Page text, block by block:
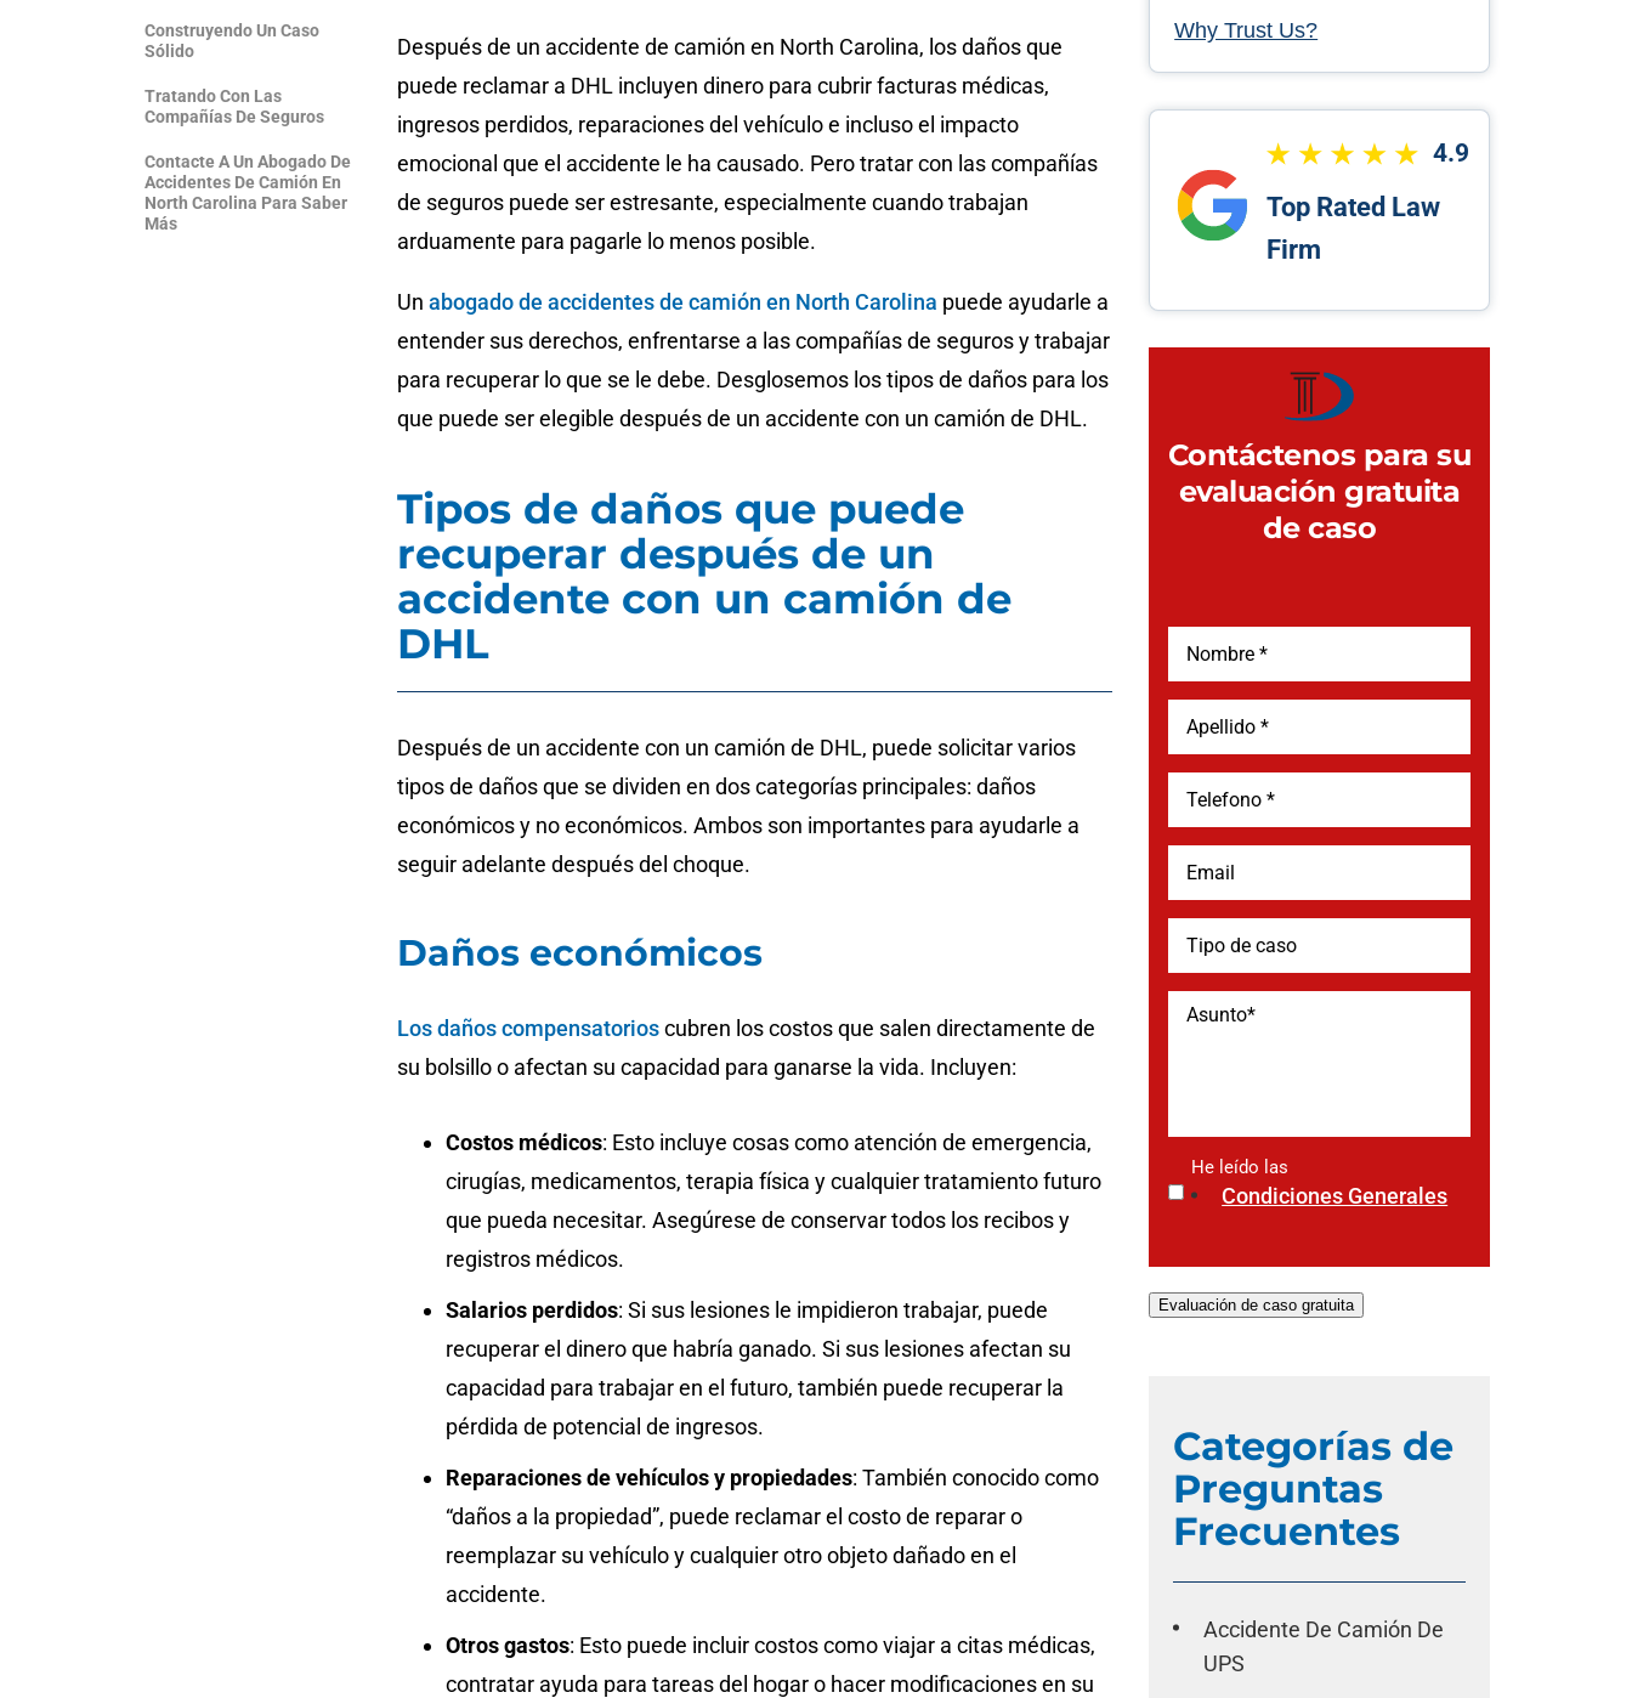
Construyendo Un Caso
Sólido
Tratando Con Las
Compañías De Seguros
Contacte A Un Abogado De
Accidentes De Camión En
North Carolina Para Saber
Más
Después de un accidente de camión en North Carolina, los daños que
puede reclamar a DHL incluyen dinero para cubrir facturas médicas,
ingresos perdidos, reparaciones del vehículo e incluso el impacto
emocional que el accidente le ha causado. Pero tratar con las compañías
de seguros puede ser estresante, especialmente cuando trabajan
arduamente para pagarle lo menos posible.
Un abogado de accidentes de camión en North Carolina puede ayudarle a
entender sus derechos, enfrentarse a las compañías de seguros y trabajar
para recuperar lo que se le debe. Desglosemos los tipos de daños para los
que puede ser elegible después de un accidente con un camión de DHL.
Tipos de daños que puede
recuperar después de un
accidente con un camión de
DHL
Después de un accidente con un camión de DHL, puede solicitar varios
tipos de daños que se dividen en dos categorías principales: daños
económicos y no económicos. Ambos son importantes para ayudarle a
seguir adelante después del choque.
Daños económicos
Los daños compensatorioscubren los costos que salen directamente de
su bolsillo o afectan su capacidad para ganarse la vida. Incluyen:
Costos médicos: Esto incluye cosas como atención de emergencia,
cirugías, medicamentos, terapia física y cualquier tratamiento futuro
que pueda necesitar. Asegúrese de conservar todos los recibos y
registros médicos.
Salarios perdidos: Si sus lesiones le impidieron trabajar, puede
recuperar el dinero que habría ganado. Si sus lesiones afectan su
capacidad para trabajar en el futuro, también puede recuperar la
pérdida de potencial de ingresos.
Reparaciones de vehículos y propiedades: También conocido como
“daños a la propiedad”, puede reclamar el costo de reparar o
reemplazar su vehículo y cualquier otro objeto dañado en el
accidente.
Otros gastos: Esto puede incluir costos como viajar a citas médicas,
contratar ayuda para tareas del hogar o hacer modificaciones en su
Why Trust Us?
4.9
Top Rated Law
Firm
Contáctenos para su
evaluación gratuita
de caso
He leído las
Condiciones Generales
Evaluación de caso gratuita
Categorías de
Preguntas
Frecuentes
Accidente De Camión De
UPS